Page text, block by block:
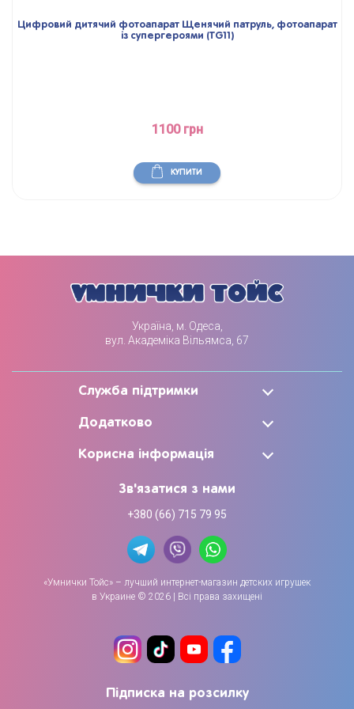
Цифровий дитячий фотоапарат Щенячий патруль, фотоапарат
із супергероями (TG11)
1100 грн
КУПИТИ
Україна, м. Одеса,
вул. Академіка Вільямса, 67
Служба підтримки
Додатково
Корисна інформація
Зв'язатися з нами
+380 (66) 715 79 95
«Умнички Тойс» – лучший интернет-магазин детских игрушек
в Украине © 2026 | Всі права захищені
Підписка на розсилку